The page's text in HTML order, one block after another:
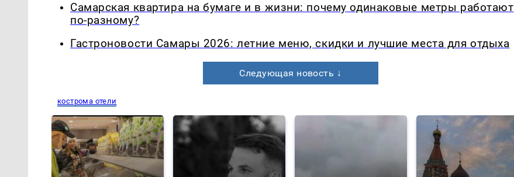
Самарская квартира на бумаге и в жизни: почему одинаковые метры работают
по-разному?
Гастроновости Самары 2026: летние меню, скидки и лучшие места для отдыха
Следующая новость ↓
кострома отели